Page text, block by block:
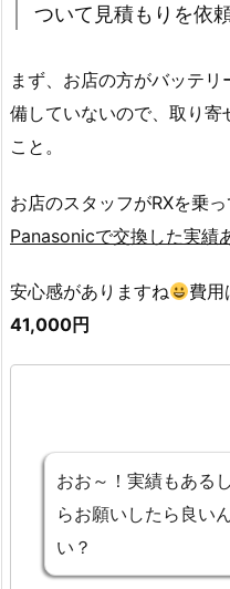
ついて見積もりを依
まず、お店の方がバッテ
備していないので、取り
こと。
お店のスタッフがRXを乗
Panasonicで交換した実績
安心感がありますね
費用
41,000円
おお～！実績もある
らお願いしたら良い
い？